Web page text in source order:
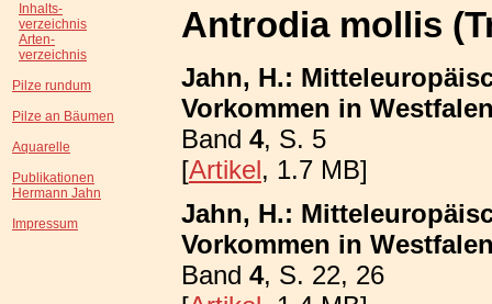
Inhalts-
verzeichnis
Arten-
verzeichnis
Pilze rundum
Pilze an Bäumen
Aquarelle
Publikationen
Hermann Jahn
Impressum
Antrodia mollis
Jahn, H.:
Vorkommen in
Band 4, S. 5
[Artikel, 1.7 MB]
Jahn, H.:
Vorkommen in
Band 4, S. 22, 26